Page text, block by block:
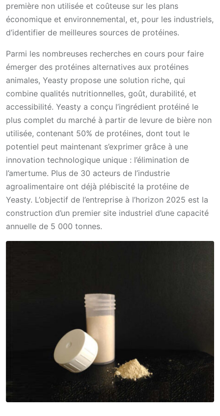
première non utilisée et coûteuse sur les plans
économique et environnemental, et, pour les industriels,
d’identifier de meilleures sources de protéines.
Parmi les nombreuses recherches en cours pour faire
émerger des protéines alternatives aux protéines
animales, Yeasty propose une solution riche, qui
combine qualités nutritionnelles, goût, durabilité, et
accessibilité. Yeasty a conçu l’ingrédient protéiné le
plus complet du marché à partir de levure de bière non
utilisée, contenant 50% de protéines, dont tout le
potentiel peut maintenant s’exprimer grâce à une
innovation technologique unique : l’élimination de
l’amertume. Plus de 30 acteurs de l’industrie
agroalimentaire ont déjà plébiscité la protéine de
Yeasty. L’objectif de l’entreprise à l’horizon 2025 est la
construction d’un premier site industriel d’une capacité
annuelle de 5 000 tonnes.